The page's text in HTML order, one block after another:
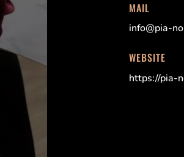
MAIL
info@pia-
WEBSITE
https://pia-